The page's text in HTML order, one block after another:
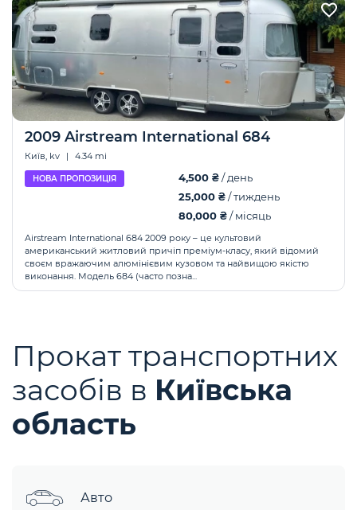
2009 Airstream International 684
Київ, kv | 4.34 mi
НОВА ПРОПОЗИЦІЯ 4,500 ₴/ день
25,000 ₴/ тиждень
80,000 ₴/ місяць
Airstream International 684 2009 року – це культовий
американський житловий причіп преміум-класу, який відомий
своєм вражаючим алюмінієвим кузовом та найвищою якістю
виконання. Модель 684 (часто позна...
Прокат транспортних
засобів в Київська
область
Авто